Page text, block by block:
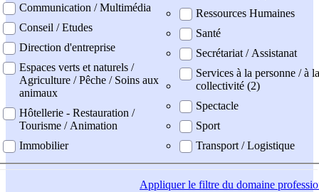
Communication / Multimédia
Conseil / Etudes
Direction d'entreprise
Espaces verts et naturels /
Agriculture / Pêche / Soins aux
animaux
Hôtellerie - Restauration /
Tourisme / Animation
Immobilier
Ressources Humaines
Santé
Secrétariat / Assistanat
Services à la personne / à la
collectivité (2)
Spectacle
Sport
Transport / Logistique
Appliquerle filtre du domaine